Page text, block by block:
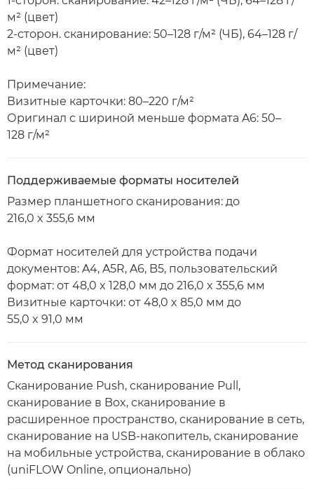
м² (цвет)
2-сторон. сканирование: 50–128 г/м² (ЧБ), 64–128 г/
м² (цвет)
Примечание:
Визитные карточки: 80–220 г/м²
Оригинал с шириной меньше формата A6: 50–
128 г/м²
Поддерживаемые форматы носителей
Размер планшетного сканирования: до
216,0 x 355,6 мм
Формат носителей для устройства подачи
документов: A4, A5R, A6, B5, пользовательский
формат: от 48,0 x 128,0 мм до 216,0 x 355,6 мм
Визитные карточки: от 48,0 x 85,0 мм до
55,0 x 91,0 мм
Метод сканирования
Сканирование Push, сканирование Pull,
сканирование в Box, сканирование в
расширенное пространство, сканирование в сеть,
сканирование на USB-накопитель, сканирование
на мобильные устройства, сканирование в облако
(uniFLOW Online, опционально)